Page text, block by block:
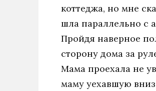
коттеджа, но мне
шла параллельно с
Пройдя наверное
сторону дома за
Мама проехала не
маму уехавшую